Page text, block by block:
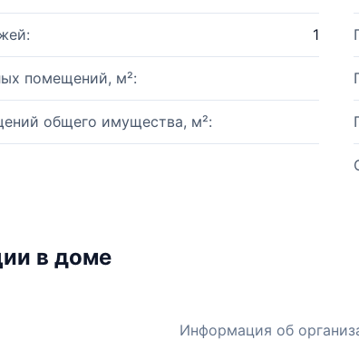
1
помещений, м²:
общего имущества, м²:
в доме
Информация об